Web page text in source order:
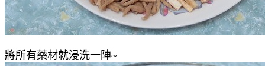
將所有藥材就浸洗一陣~